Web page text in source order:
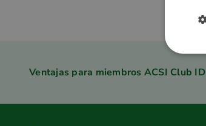
Ventajas para miembros ACSI Club ID